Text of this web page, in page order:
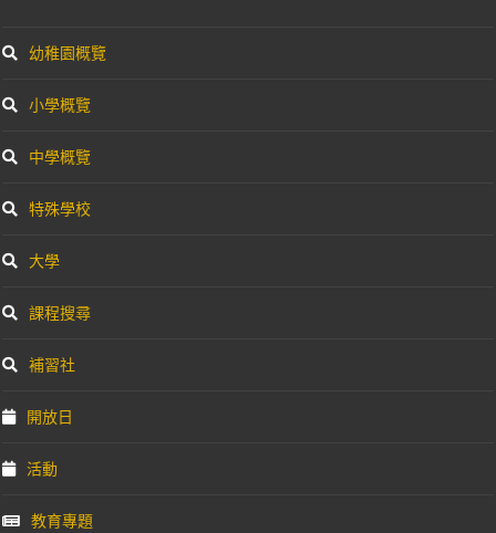
幼稚園概覽
小學概覽
中學概覽
特殊學校
大學
課程搜尋
補習社
開放日
活動
教育專題